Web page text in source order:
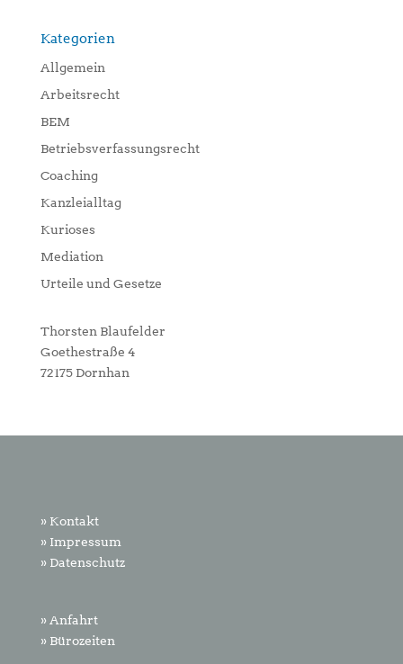
Kategorien
Allgemein
Arbeitsrecht
BEM
Betriebsverfassungsrecht
Coaching
Kanzleialltag
Kurioses
Mediation
Urteile und Gesetze
Thorsten Blaufelder
Goethestraße 4
72175 Dornhan
» Kontakt
» Impressum
» Datenschutz
» Anfahrt
» Bürozeiten